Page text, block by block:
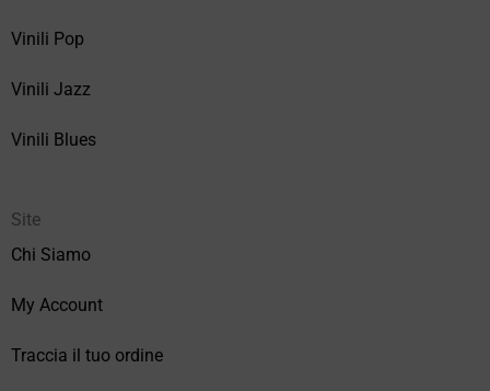
Vinili Pop
Vinili Jazz
Vinili Blues
Site
Chi Siamo
My Account
Traccia il tuo ordine